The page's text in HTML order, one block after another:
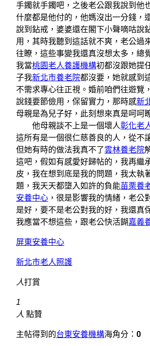
手鐲就手鐲吧，之後老公跟我說到他
什麼都是他付的，他媽沒出一分錢，
說到鉆戒，婆婆還在閣下小聲嘀咕說
用，其時我聽到這話就不爽，老公過
往瞭，這些事變我還真沒想太多，總
我當桃園老人養護機構初都沒跟她提
子我新北市養老院都沒要，她就感到
不需求專心往正視。婚前咱們往遊覽
說錢要節儉用，保留實力，那時感新
母親是為兒子好，此刻想來真是呵呵
他母親談不上是一個壞人彰化老
這所有是一個很仁慈善良的人，從不
但她有時的做法我真不了雲林養老院
這吧，假如有感愛好歸帖的，我再繼
皮，我在想到底是我的問題，我太執
題，我天天都墮入如許的負能苗栗養
安養中心 ，很是影響我的情緒，老公
是好，要不是老公對我的好，我還真
我應當不想這些，跟老公快活餬嘉義
屏東安養中心
新北市老人照護
人打賞
1
人 點贊
主帖得到的台東安養機構海角分： 0